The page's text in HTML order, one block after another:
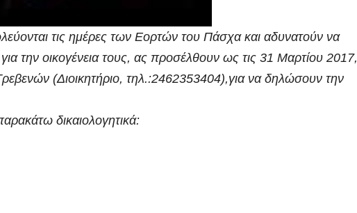
τις ημέρες των Εορτών του Πάσχα και αδυνατούν να
την οικογένεια τους, ας προσέλθουν ως τις 31 Μαρτίου 2017,
(Διοικητήριο, τηλ.:2462353404),για να δηλώσουν την
δικαιολογητικά: